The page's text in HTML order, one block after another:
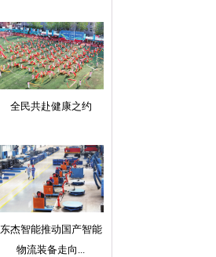
全民共赴健康之约
东杰智能推动国产智能
物流装备走向...